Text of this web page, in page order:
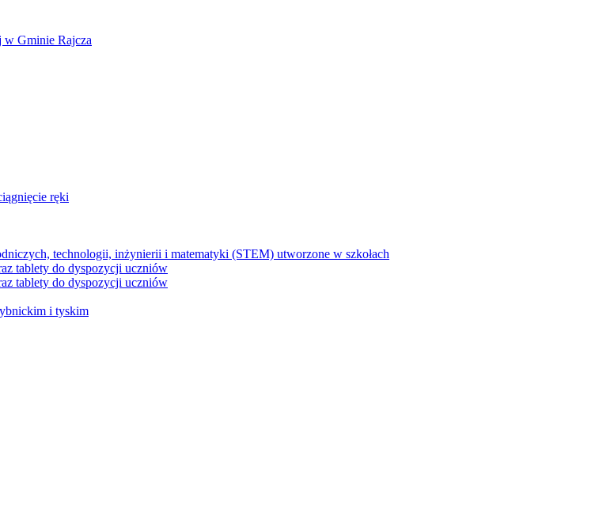
w Gminie Rajcza
ręki
technologii, inżynierii i matematyki (STEM) utworzone w szkołach
tablety do dyspozycji uczniów
tablety do dyspozycji uczniów
i tyskim